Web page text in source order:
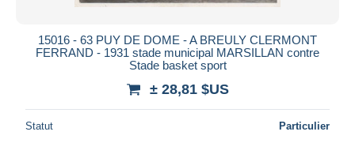
15016 - 63 PUY DE DOME - A BREULY CLERMONT
FERRAND - 1931 stade municipal MARSILLAN contre
Stade basket sport
± 28,81 $US
Statut Particulier